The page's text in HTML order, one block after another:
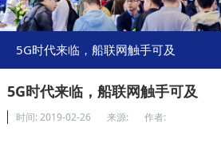
我要参会
我要参观
商旅服务
5G时代来临，船联网触手可及
5G时代来临，船联网触手可及
时间: 2019-02-26 来源: 作者: